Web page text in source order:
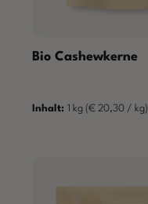
Bio Cashewkerne
Inhalt: 1 kg (€ 20,30 / kg)